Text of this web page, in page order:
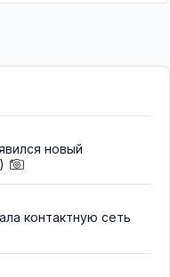
новый
контактную сеть